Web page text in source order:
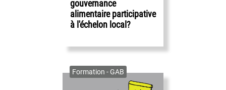
gouvernance
alimentaire participative
à l'échelon local?
Formation - GAB